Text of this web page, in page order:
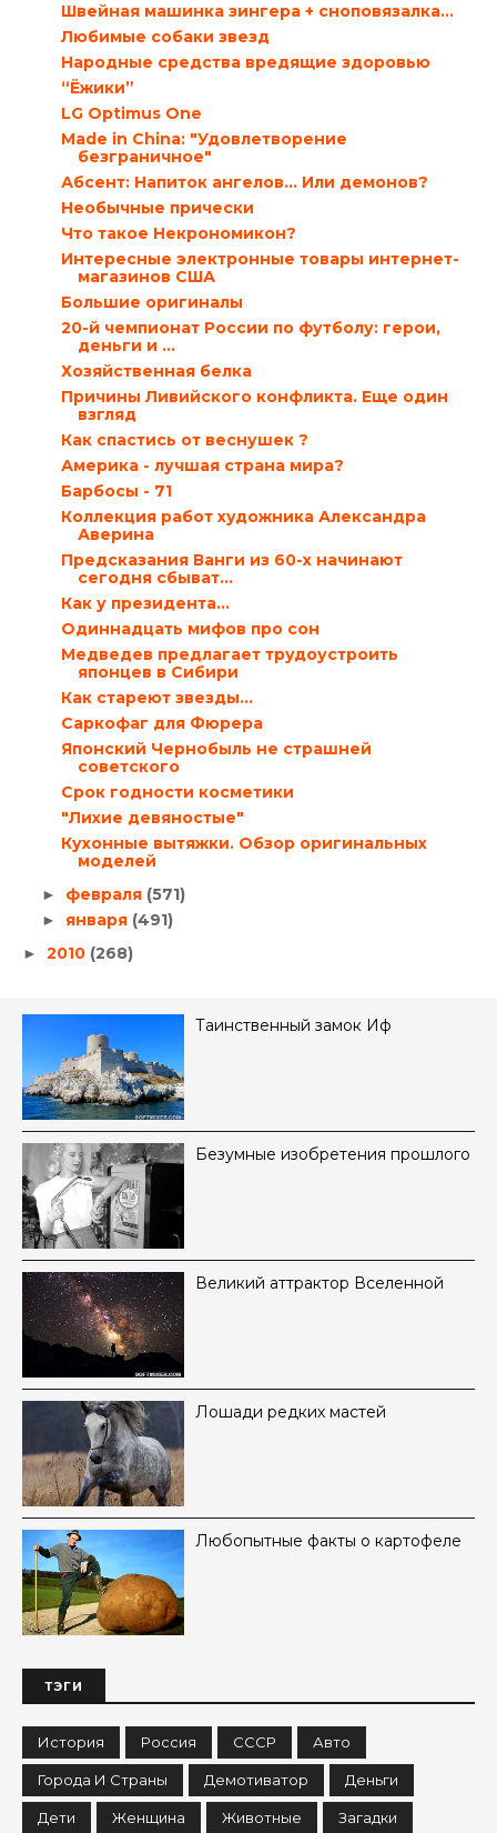
Швейная машинка зингера + сноповязалка...
Любимые собаки звезд
Народные средства вредящие здоровью
“Ёжики”
LG Optimus One
Мade in China: "Удовлетворение
безграничное"
Абсент: Напиток ангелов… Или демонов?
Необычные прически
Что такое Некрономикон?
Интересные электронные товары интернет-
магазинов США
Большие оригиналы
20-й чемпионат России по футболу: герои,
деньги и ...
Хозяйственная белка
Причины Ливийского конфликта. Еще один
взгляд
Как спастись от веснушек ?
Америка - лучшая страна мира?
Барбосы - 71
Коллекция работ художника Александра
Аверина
Предсказания Ванги из 60-х начинают
сегодня сбыват...
Как у президента…
Одиннадцать мифов про сон
Медведев предлагает трудоустроить
японцев в Сибири
Как стареют звезды…
Саркофаг для Фюрера
Японский Чернобыль не страшней
советского
Срок годности косметики
"Лихие девяностые"
Кухонные вытяжки. Обзор оригинальных
моделей
► февраля (571)
► января (491)
► 2010 (268)
Таинственный замок Иф
Безумные изобретения прошлого
Великий аттрактор Вселенной
Лошади редких мастей
Любопытные факты о картофеле
ТЭГИ
История Россия СССР Авто
Города И Страны Демотиватор Деньги
Дети Женщина Животные Загадки